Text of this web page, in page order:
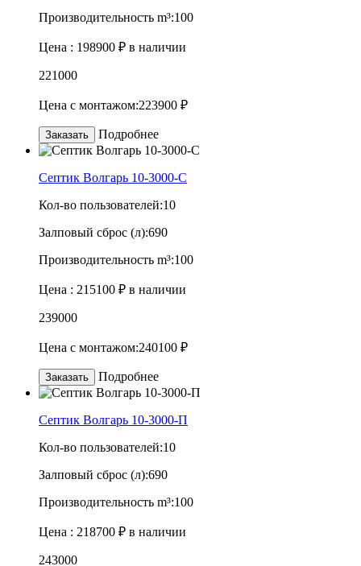
Производительность m³:100
Цена : 198900 ₽ в наличии
221000
Цена с монтажом:223900 ₽
Заказать Подробнее
Септик Волгарь 10-3000-С
Кол-во пользователей:10
Залповый сброс (л):690
Производительность m³:100
Цена : 215100 ₽ в наличии
239000
Цена с монтажом:240100 ₽
Заказать Подробнее
Септик Волгарь 10-3000-П
Кол-во пользователей:10
Залповый сброс (л):690
Производительность m³:100
Цена : 218700 ₽ в наличии
243000